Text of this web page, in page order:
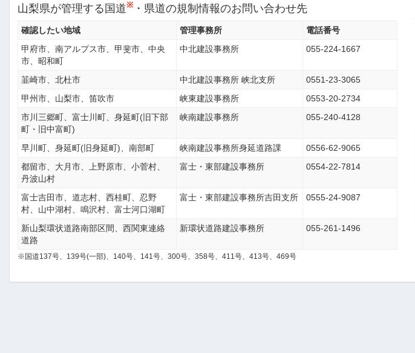
山梨県が管理する国道※・県道の規制情報のお問い合わせ先
確認したい地域 管理事務所
電話番号
甲府市、南アルプス市、甲斐市、中央
市、昭和町
中北建設事務所 055-224-1667
韮崎市、北杜市 中北建設事務所 峡北支所
0551-23-3065
甲州市、山梨市、笛吹市
峡東建設事務所
0553-20-2734
市川三郷町、富士川町、身延町(旧下部
町・旧中富町)
峡南建設事務所 055-240-4128
早川町、身延町(旧身延町)、南部町 峡南建設事務所身延道路課
0556-62-9065
都留市、大月市、上野原市、小菅村、
丹波山村
富士・東部建設事務所 0554-22-7814
富士吉田市、道志村、西桂町、忍野
村、山中湖村、鳴沢村、富士河口湖町
富士・東部建設事務所吉田支所 0555-24-9087
新山梨環状道路南部区間、西関東連絡
道路
新環状道路建設事務所 055-261-1496
※国道137号、139号(一部)、140号、141号、300号、358号、411号、413号、469号